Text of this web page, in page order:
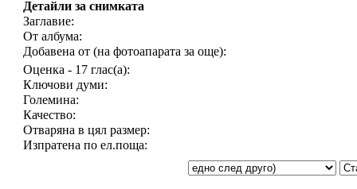
Детайли за снимката
Заглавие:
От албума:
Добавена от (на фотоапарата за още):
Оценка - 17 глас(а):
Ключови думи:
Големина:
Качество:
Отваряна в цял размер:
Изпратена по ел.поща: